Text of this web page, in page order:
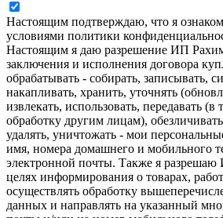
Настоящим подтверждаю, что я
условиями политики
Настоящим я даю разрешение ИП
заключения и исполнения договора
обрабатывать - собирать, записывать,
накапливать, хранить, уточнять
извлекать, использовать, передавать (в
обработку другим лицам),
удалять, уничтожать - мои
имя, номера домашнего и мобильного
электронной почты. Также я
целях информирования о товарах,
осуществлять обработку
данных и направлять на указанный